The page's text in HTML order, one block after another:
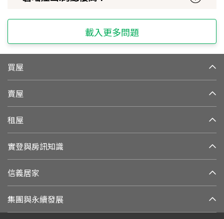
載入更多問題
買屋
賣屋
租屋
實登與房訊知識
信義居家
集團與永續發展